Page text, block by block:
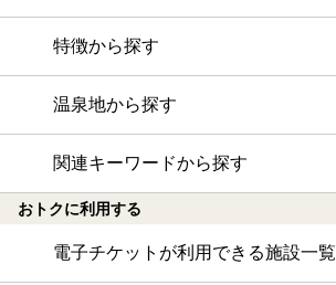
特徴から探す
温泉地から探す
関連キーワードから探す
おトクに利用する
電子チケットが利用できる施設一覧